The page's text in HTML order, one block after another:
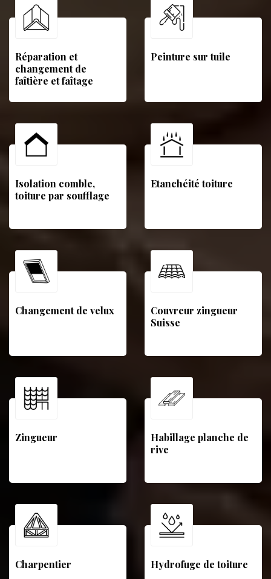
Réparation et
changement de
faîtière et faîtage
Peinture sur tuile
Isolation comble,
toiture par soufflage
Etanchéité toiture
Changement de velux
Couvreur zingueur
Suisse
Zingueur
Habillage planche de
rive
Charpentier Hydrofuge de toiture